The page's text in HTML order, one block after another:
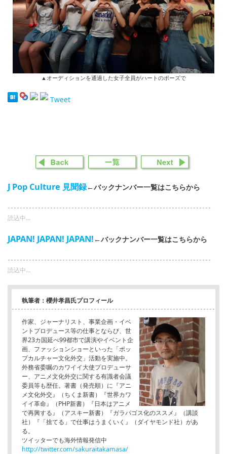
▲オーディションを通過した女子全員がハートのポーズで
Tweet
J Pop Culture 見聞録←バックナンバー一覧はこちらから
読込中...
JAPAN! JAPAN! JAPAN! ←バックナンバー一覧はこちらから
読込中...
執筆者：櫻井孝昌氏プロフィール
作家、ジャーナリスト、事業企画・イベ
ントプロデュース等の仕事とならび、世
界23カ国延べ99都市で講演やイベント企
画、ファッションショーといった「ポッ
プカルチャー文化外交」活動を実施中。
外務省委嘱のカワイイ大使プロデューサ
ー、アニメ文化外交に関する有識者会議
委員等も歴任。著書（発売順）に『アニ
メ文化外交』（ちくま新書）『世界カワ
イイ革命』（PHP新書）『日本はアニメ
で再興する』（アスキー新書）『ガラパゴス化のススメ』（講談
社）『「捨てる」で仕事はうまくいく』（ダイヤモンド社）があ
る。
ツイッターでも海外情報発信中
http://twitter.com/sakuraitakamasa/